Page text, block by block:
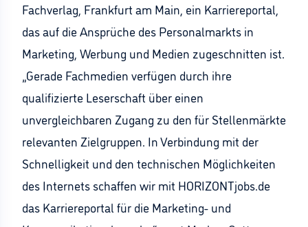
Fachverlag, Frankfurt am Main, ein Karriereportal,
das auf die Ansprüche des Personalmarkts in
Marketing, Werbung und Medien zugeschnitten ist.
„Gerade Fachmedien verfügen durch ihre
qualifizierte Leserschaft über einen
unvergleichbaren Zugang zu den für Stellenmärkte
relevanten Zielgruppen. In Verbindung mit der
Schnelligkeit und den technischen Möglichkeiten
des Internets schaffen wir mit HORIZONTjobs.de
das Karriereportal für die Marketing- und